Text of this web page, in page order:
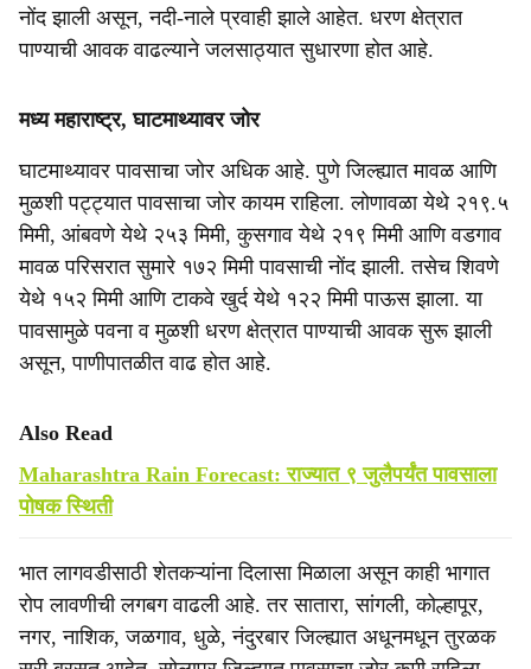
नोंद झाली असून, नदी-नाले प्रवाही झाले आहेत. धरण क्षेत्रात
पाण्याची आवक वाढल्याने जलसाठ्यात सुधारणा होत आहे.
मध्य महाराष्ट्र, घाटमाथ्यावर जोर
घाटमाथ्यावर पावसाचा जोर अधिक आहे. पुणे जिल्ह्यात मावळ आणि
मुळशी पट्ट्यात पावसाचा जोर कायम राहिला. लोणावळा येथे २१९.५
मिमी, आंबवणे येथे २५३ मिमी, कुसगाव येथे २१९ मिमी आणि वडगाव
मावळ परिसरात सुमारे १७२ मिमी पावसाची नोंद झाली. तसेच शिवणे
येथे १५२ मिमी आणि टाकवे खुर्द येथे १२२ मिमी पाऊस झाला. या
पावसामुळे पवना व मुळशी धरण क्षेत्रात पाण्याची आवक सुरू झाली
असून, पाणीपातळीत वाढ होत आहे.
Also Read
Maharashtra Rain Forecast: राज्यात ९ जुलैपर्यंत पावसाला
पोषक स्थिती
भात लागवडीसाठी शेतकऱ्यांना दिलासा मिळाला असून काही भागात
रोप लावणीची लगबग वाढली आहे. तर सातारा, सांगली, कोल्हापूर,
नगर, नाशिक, जळगाव, धुळे, नंदुरबार जिल्ह्यात अधूनमधून तुरळक